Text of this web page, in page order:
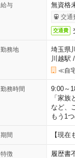
給与 無資格
交通
交通費
勤務地
埼玉県
川越駅 /
≪自
勤務時間
9:00～
「家
など、
もう1
期間 【現
特徴 履歴書